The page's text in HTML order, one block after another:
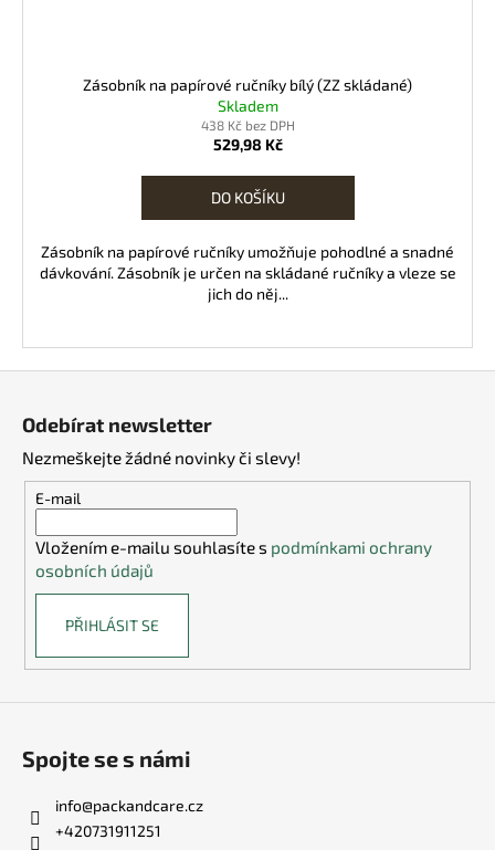
Zásobník na papírové ručníky bílý (ZZ skládané)
Skladem
438 Kč bez DPH
529,98 Kč
DO KOŠÍKU
Zásobník na papírové ručníky umožňuje pohodlné a snadné
dávkování. Zásobník je určen na skládané ručníky a vleze se
jich do něj...
Odebírat newsletter
Nezmeškejte žádné novinky či slevy!
E-mail
Vložením e-mailu souhlasíte s podmínkami ochrany
osobních údajů
PŘIHLÁSIT SE
Spojte se s námi
info@packandcare.cz
+420731911251